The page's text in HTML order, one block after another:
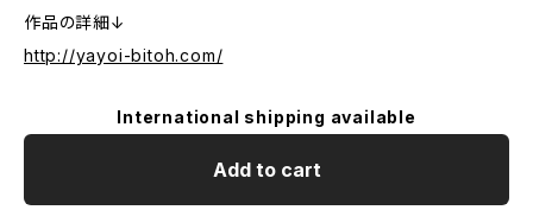
作品の詳細↓
http://yayoi-bitoh.com/
International shipping available
Add to cart